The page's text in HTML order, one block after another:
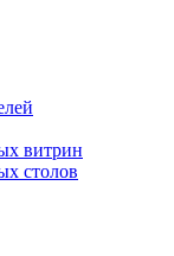
витрин
столов